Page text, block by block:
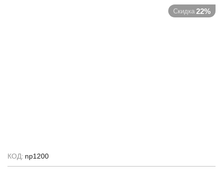
Скидка 22%
КОД: np1200